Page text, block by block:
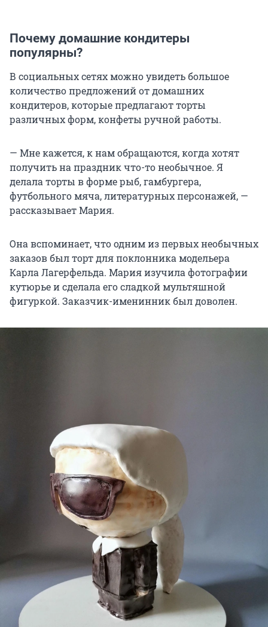
Почему домашние кондитеры
популярны?
В социальных сетях можно увидеть большое
количество предложений от домашних
кондитеров, которые предлагают торты
различных форм, конфеты ручной работы.
— Мне кажется, к нам обращаются, когда хотят
получить на праздник что-то необычное. Я
делала торты в форме рыб, гамбургера,
футбольного мяча, литературных персонажей, —
рассказывает Мария.
Она вспоминает, что одним из первых необычных
заказов был торт для поклонника модельера
Карла Лагерфельда. Мария изучила фотографии
кутюрье и сделала его сладкой мультяшной
фигуркой. Заказчик-именинник был доволен.